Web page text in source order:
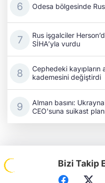
Odesa bölgesinde
Rus işgalciler
SİHA’yla vurdu
Cephedeki kayıpların
kademesini değiştirdi
Alman basını:
CEO'suna suikast
Bizi Takip